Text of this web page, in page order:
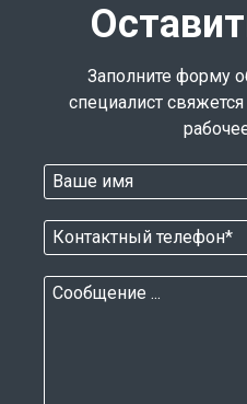
Заполните форму
специалист